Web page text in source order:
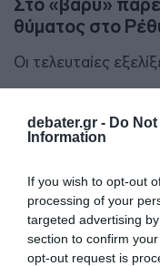
debater.gr - Do
Information
If you wish to opt-out
processing of your
targeted advertising
section to confirm
opt-out request is
Στο «βαρύ»
θύματος στο
Οι τελευταίες